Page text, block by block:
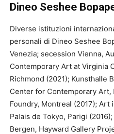
Dineo Seshee
Diverse istituzioni
personali di Dineo Seshee
Venezia; secession Vienna,
Contemporary Art at Virginia
Richmond (2021); Kunsthalle
Center for Contemporary Art,
Foundry, Montreal (2017); Art
Palais de Tokyo, Parigi
Bergen, Hayward Gallery